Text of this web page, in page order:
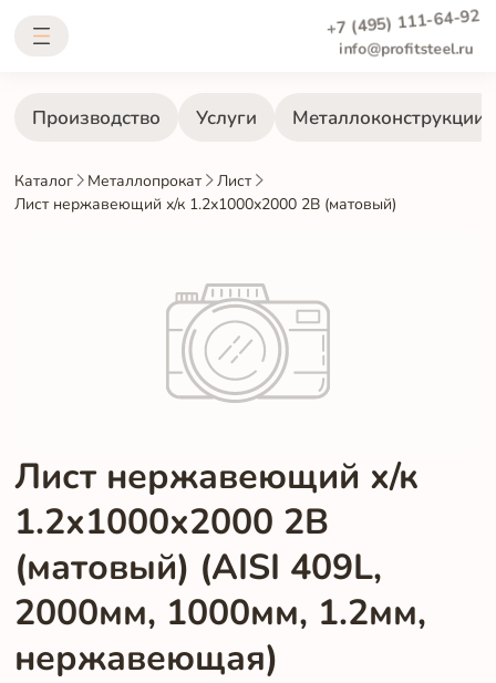
+7 (495) 111-64-92
info@profitsteel.ru
Производство Услуги Металлоконструкции
Каталог Металлопрокат
Лист
Лист нержавеющий х/к 1.2х1000х2000 2B (матовый)
Лист нержавеющий х/к
1.2х1000х2000 2B
(матовый) (AISI 409L,
2000мм, 1000мм, 1.2мм,
нержавеющая)